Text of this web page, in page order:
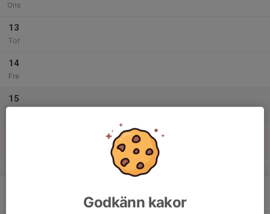
Ons
13
Tor
14
Fre
15
v.34
Godkänn kakor